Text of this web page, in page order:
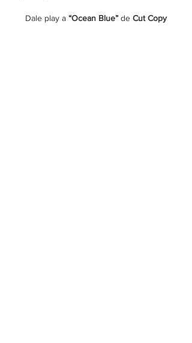
Dale play a “Ocean Blue” de Cut Copy